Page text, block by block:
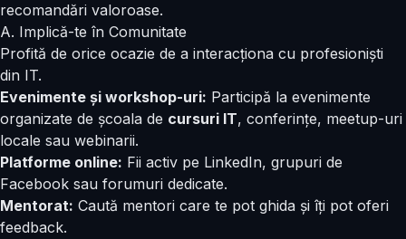
recomandări valoroase.
A. Implică-te în Comunitate
Profită de orice ocazie de a interacționa cu profesioniști
din IT.
Evenimente și workshop-uri: Participă la evenimente
organizate de școala de cursuri IT, conferințe, meetup-uri
locale sau webinarii.
Platforme online: Fii activ pe LinkedIn, grupuri de
Facebook sau forumuri dedicate.
Mentorat: Caută mentori care te pot ghida și îți pot oferi
feedback.